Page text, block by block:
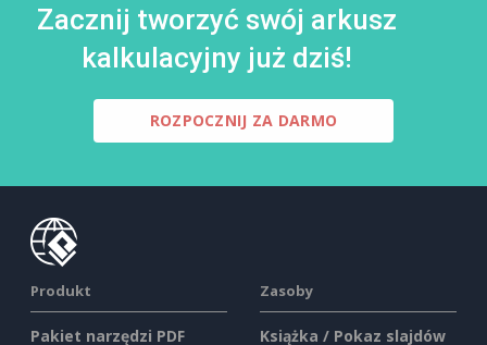
Zacznij tworzyć swój arkusz
kalkulacyjny już dziś!
ROZPOCZNIJ ZA DARMO
Produkt
Pakiet narzędzi PDF
Zasoby
Książka / Pokaz slajdów